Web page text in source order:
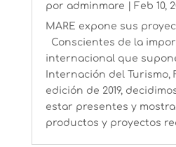
por adminmare Feb 10,
MARE expone sus
Conscientes de la
internacional que
Internación del Turismo,
edición de 2019,
estar presentes y
productos y proyectos